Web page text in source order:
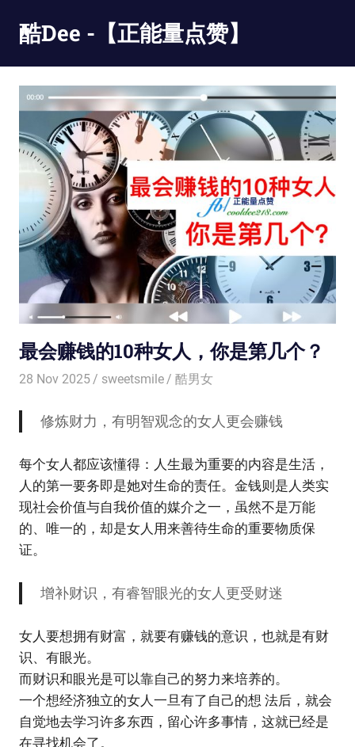
content
酷Dee -【正能量点赞】
最
酷
只
有
最会赚钱的10种女人，你是第几个？
28 Nov 2025 sweetsmile 酷男女
修炼财力，有明智观念的女人更会赚钱
每个女人都应该懂得：人生最为重要的内容是生活，
人的第一要务即是她对生命的责任。金钱则是人类实
现社会价值与自我价值的媒介之一，虽然不是万能
的、唯一的，却是女人用来善待生命的重要物质保
证。
增补财识，有睿智眼光的女人更受财迷
女人要想拥有财富，就要有赚钱的意识，也就是有财
识、有眼光。
而财识和眼光是可以靠自己的努力来培养的。
一个想经济独立的女人一旦有了自己的想 法后，就会
自觉地去学习许多东西，留心许多事情，这就已经是
在寻找机会了。